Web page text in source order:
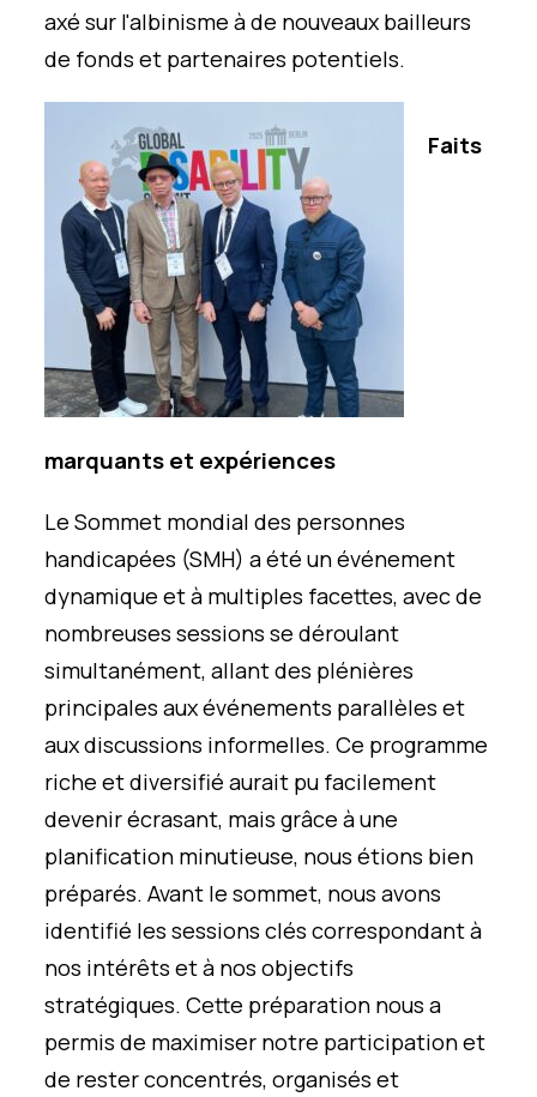
axé sur l'albinisme à de nouveaux bailleurs
de fonds et partenaires potentiels.
Faits
marquants et expériences
Le Sommet mondial des personnes
handicapées (SMH) a été un événement
dynamique et à multiples facettes, avec de
nombreuses sessions se déroulant
simultanément, allant des plénières
principales aux événements parallèles et
aux discussions informelles. Ce programme
riche et diversifié aurait pu facilement
devenir écrasant, mais grâce à une
planification minutieuse, nous étions bien
préparés. Avant le sommet, nous avons
identifié les sessions clés correspondant à
nos intérêts et à nos objectifs
stratégiques. Cette préparation nous a
permis de maximiser notre participation et
de rester concentrés, organisés et